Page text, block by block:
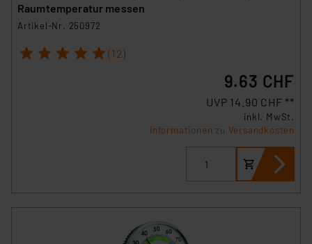
Raumtemperatur messen
Artikel-Nr. 250972
1 2 3 4 5 (12)
9.63 CHF
UVP 14.90 CHF **
inkl. MwSt.
Informationen zu Versandkosten